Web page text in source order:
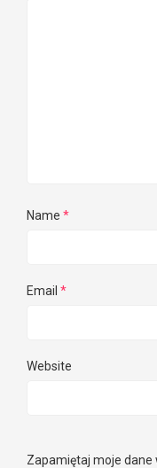
Name *
Email *
Website
Zapamiętaj moje